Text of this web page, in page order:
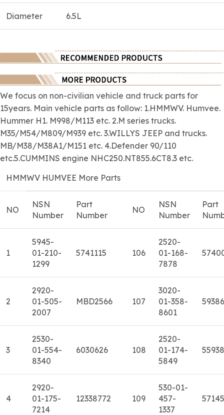
Diameter 6.5L
We focus on non-civilian vehicle and truck parts for
15years. Main vehicle parts as follow: 1.HMMWV. Humvee.
Hummer H1. M998/M113 etc. 2.M series trucks.
M35/M54/M809/M939 etc. 3.WILLYS JEEP and trucks.
MB/M38/M38A1/M151 etc. 4.Defender 90/110
etc.5.CUMMINS engine NHC250.NT855.6CT8.3 etc.
HMMWV HUMVEE More Parts
NO
NSN
Number
Part
Number
NO
NSN
Number
Part
1
5945-
01-210-
1299
5741115 106
2520-
01-168-
7878
2
2920-
01-505-
2007
MBD2566 107
3020-
01-358-
8601
3
2530-
01-554-
8340
6030626 108
2520-
01-174-
5849
4
2920-
01-175-
7214
12338772 109
530-01-
457-
1337